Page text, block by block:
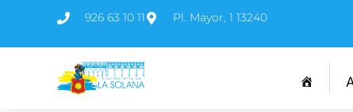
926 63 10 11 Pl. Mayor, 1 13240